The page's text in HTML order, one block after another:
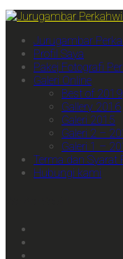
Jurugambar
Profil Saya
Pakej Fotografi
Galeri Online
Best of 2019
Gallery 2016
Galeri 2015
Galeri 2 –
Galeri 1 –
Terma dan Syarat
Hubungi kami